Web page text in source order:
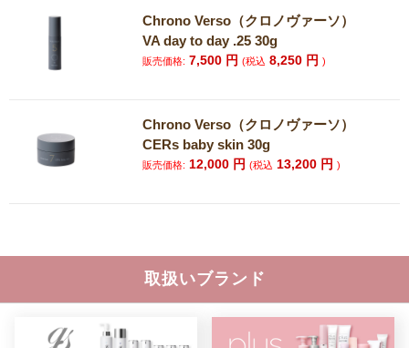
Chrono Verso（クロノヴァーソ）
VA day to day .25 30g
販売価格: 7,500 円(税込 8,250 円)
Chrono Verso（クロノヴァーソ）
CERs baby skin 30g
販売価格: 12,000 円(税込 13,200 円)
取扱いブランド